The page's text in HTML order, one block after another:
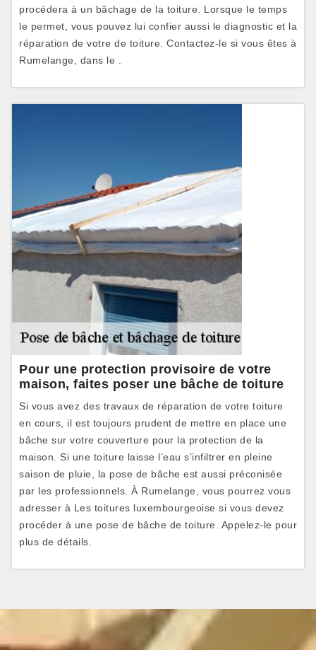
procédera à un bâchage de la toiture. Lorsque le temps
le permet, vous pouvez lui confier aussi le diagnostic et la
réparation de votre de toiture. Contactez-le si vous êtes à
Rumelange, dans le .
Pour une protection provisoire de votre
maison, faites poser une bâche de toiture
Si vous avez des travaux de réparation de votre toiture
en cours, il est toujours prudent de mettre en place une
bâche sur votre couverture pour la protection de la
maison. Si une toiture laisse l’eau s’infiltrer en pleine
saison de pluie, la pose de bâche est aussi préconisée
par les professionnels. À Rumelange, vous pourrez vous
adresser à Les toitures luxembourgeoise si vous devez
procéder à une pose de bâche de toiture. Appelez-le pour
plus de détails.